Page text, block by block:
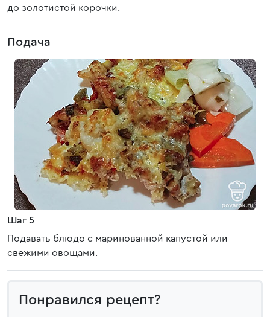
до золотистой корочки.
Подача
Шаг 5
Подавать блюдо с маринованной капустой или
свежими овощами.
Понравился рецепт?